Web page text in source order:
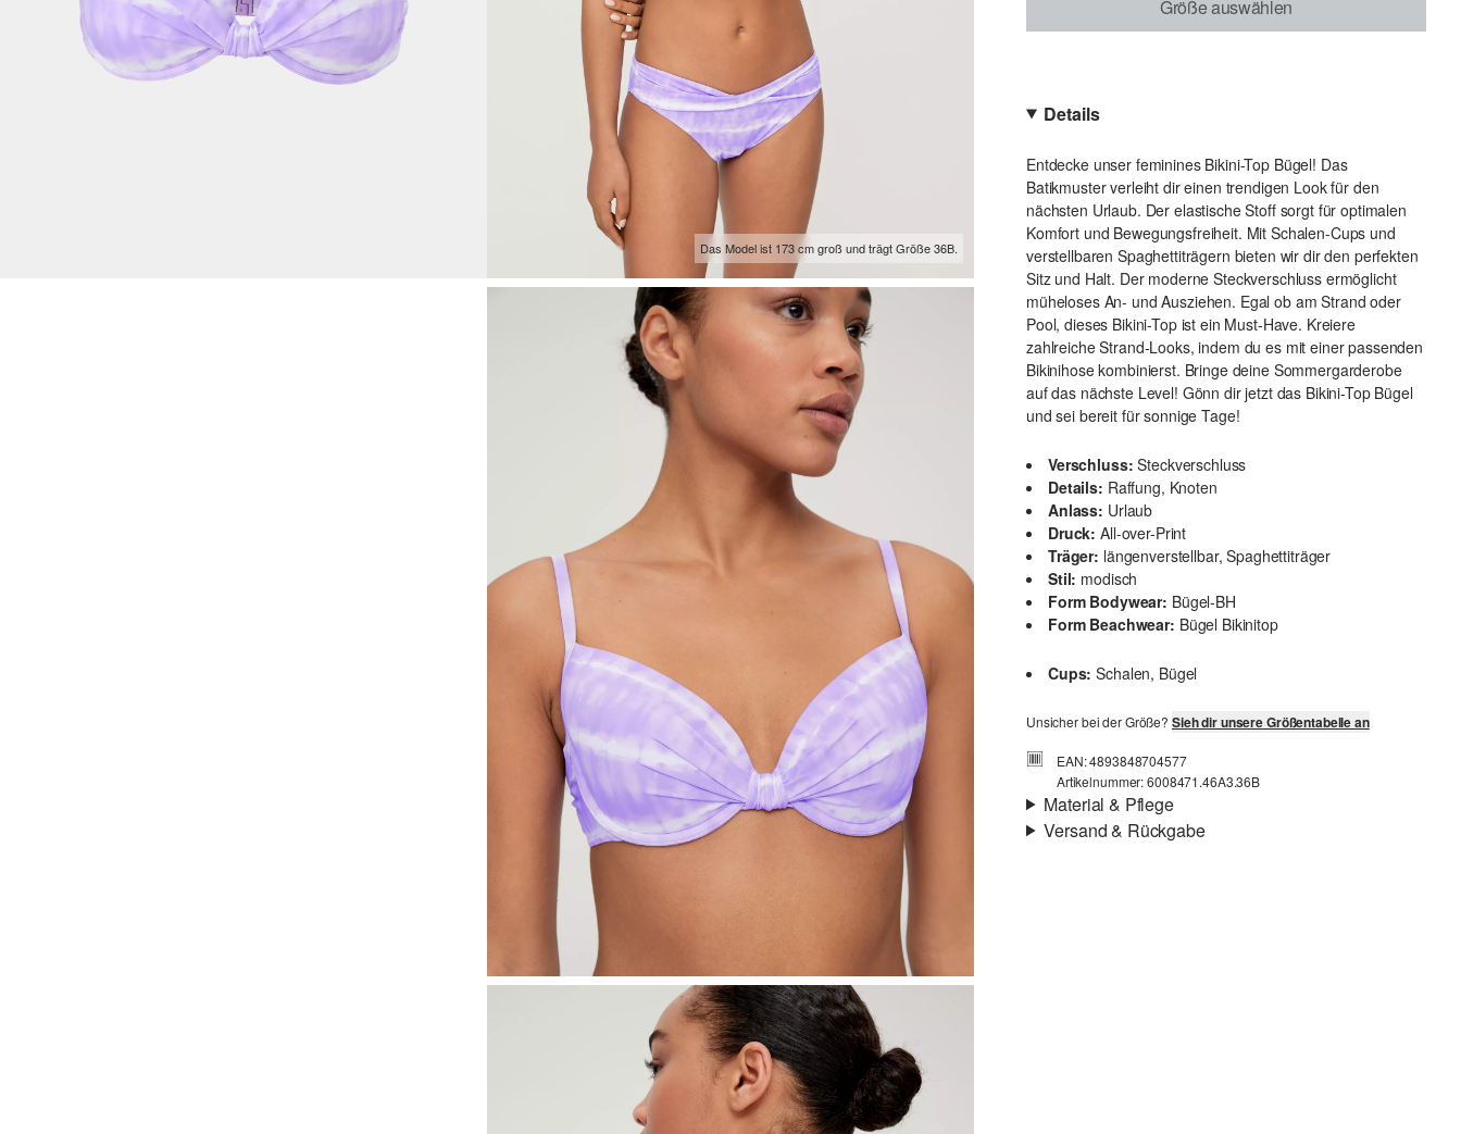
Das Model ist 173 cm groß und trägt Größe 36B.
Größe auswählen
Details
Entdecke unser feminines Bikini-Top Bügel! Das
Batikmuster verleiht dir einen trendigen Look für den
nächsten Urlaub. Der elastische Stoff sorgt für optimalen
Komfort und Bewegungsfreiheit. Mit Schalen-Cups und
verstellbaren Spaghettiträgern bieten wir dir den perfekten
Sitz und Halt. Der moderne Steckverschluss ermöglicht
müheloses An- und Ausziehen. Egal ob am Strand oder
Pool, dieses Bikini-Top ist ein Must-Have. Kreiere
zahlreiche Strand-Looks, indem du es mit einer passenden
Bikinihose kombinierst. Bringe deine Sommergarderobe
auf das nächste Level! Gönn dir jetzt das Bikini-Top Bügel
und sei bereit für sonnige Tage!
Verschluss: Steckverschluss
Details: Raffung, Knoten
Anlass: Urlaub
Druck: All-over-Print
Träger: längenverstellbar, Spaghettiträger
Stil: modisch
Form Bodywear: Bügel-BH
Form Beachwear: Bügel Bikinitop
Cups: Schalen, Bügel
Unsicher bei der Größe? Sieh dir unsere Größentabelle an
EAN: 4893848704577
Artikelnummer: 6008471.46A3.36B
Material & Pflege
Versand & Rückgabe